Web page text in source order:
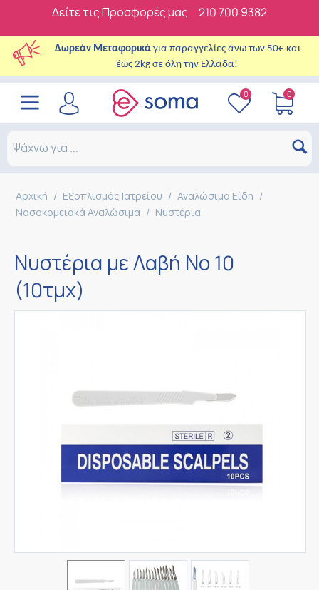
Δείτε τις Προσφορές μας 210 700 9382
Δωρεάν Μεταφορικά για παραγγελίες άνω των 50€ και
έως 2kg σε όλη την Ελλάδα!
0 0
Αρχική / Εξοπλισμός Ιατρείου / Αναλώσιμα Είδη /
Νοσοκομειακά Αναλώσιμα / Νυστέρια
Νυστέρια με Λαβή Νο 10
(10τμχ)